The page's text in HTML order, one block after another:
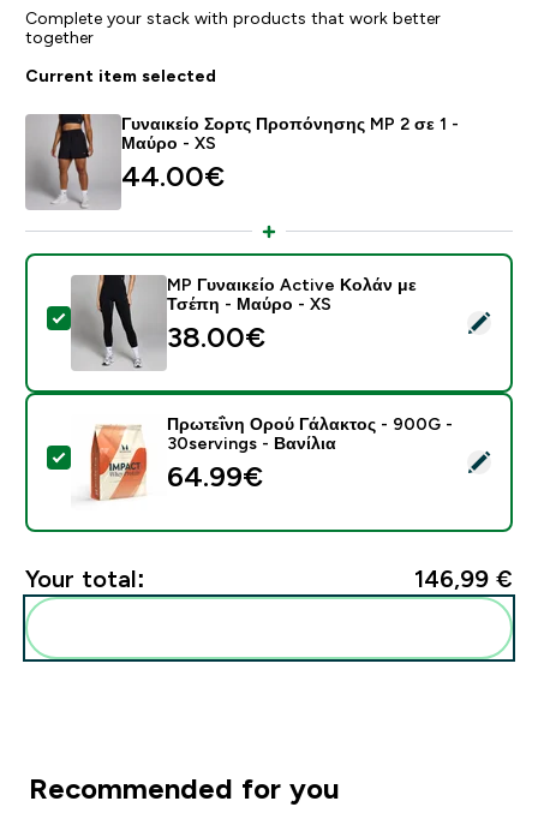
Complete your stack with products that work better
together
Current item selected
Γυναικείο Σορτς Προπόνησης MP 2 σε 1 -
Μαύρο - XS
44.00€‎
Select this product - MP Γυναικείο Active Κολάν με
MP Γυναικείο Active Κολάν με
Τσέπη - Μαύρο - XS
38.00€‎
Select this product - Πρωτεΐνη Ορού Γάλακτος -
Πρωτεΐνη Ορού Γάλακτος - 900G -
30servings - Βανίλια
64.99€‎
Your total: 146,99 €‎
Recommended for you